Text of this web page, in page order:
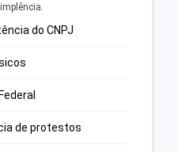
do CNPJ
de protestos